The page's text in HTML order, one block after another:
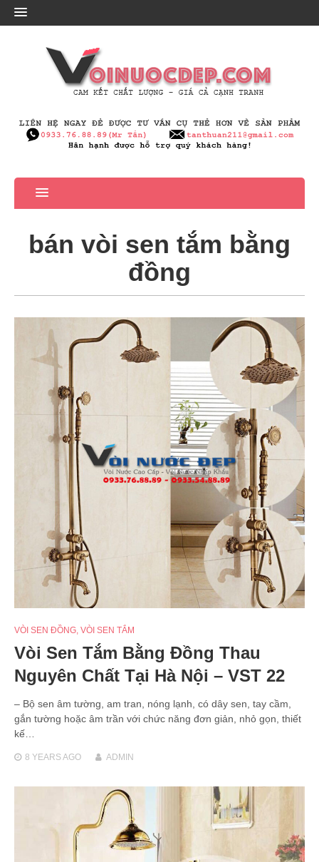
bán vòi sen tắm bằng
đồng
VÒI SEN ĐỒNG, VÒI SEN TẮM
Vòi Sen Tắm Bằng Đồng Thau
Nguyên Chất Tại Hà Nội – VST 22
– Bộ sen âm tường, am tran, nóng lạnh, có dây sen, tay cầm,
gắn tường hoặc âm trần với chức năng đơn giản, nhỏ gọn, thiết
kế…
8 YEARSAGO ADMIN